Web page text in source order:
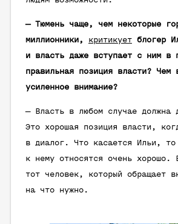
— Тюмень чаще, чем некоторые
миллионники, критикует блогер
и власть даже вступает с ним в
правильная позиция власти? Чем
усиленное внимание?
— Власть в любом случае должна
Это хорошая позиция власти,
в диалог. Что касается Ильи,
к нему относятся очень хорошо.
тот человек, который обращает
на что нужно.